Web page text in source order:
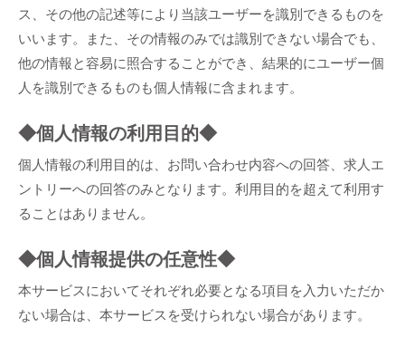
ス、その他の記述等により当該ユーザーを識別できるものを
いいます。また、その情報のみでは識別できない場合でも、
他の情報と容易に照合することができ、結果的にユーザー個
人を識別できるものも個人情報に含まれます。
◆個人情報の利用目的◆
個人情報の利用目的は、お問い合わせ内容への回答、求人エ
ントリーへの回答のみとなります。利用目的を超えて利用す
ることはありません。
◆個人情報提供の任意性◆
本サービスにおいてそれぞれ必要となる項目を入力いただか
ない場合は、本サービスを受けられない場合があります。